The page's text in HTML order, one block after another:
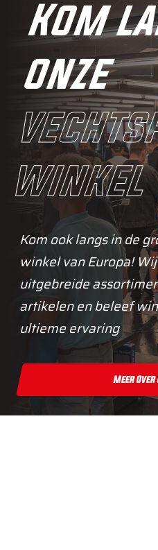
Kom
onze
winkel
Kom ook langs in de
winkel van Europa!
uitgebreide
artikelen en beleef
ultieme ervaring
Meer Over